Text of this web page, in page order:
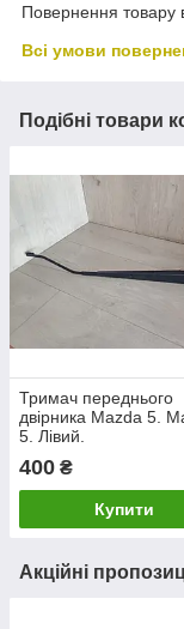
Повернення товару
Всі умови
Подібні товари
Тримач переднього
двірника Mazda 5.
5. Лівий.
400 ₴
Купити
Акційні